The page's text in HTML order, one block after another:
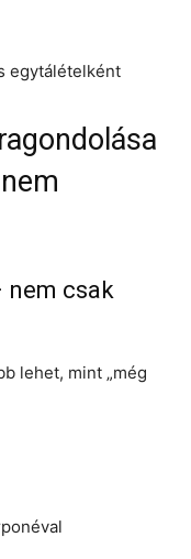
egytálételként
nem csak
lehet, mint „még